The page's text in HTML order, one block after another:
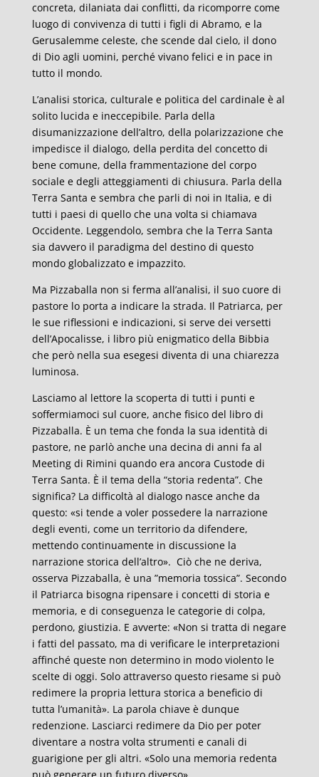
concreta, dilaniata dai conflitti, da ricomporre come
luogo di convivenza di tutti i figli di Abramo, e la
Gerusalemme celeste, che scende dal cielo, il dono
di Dio agli uomini, perché vivano felici e in pace in
tutto il mondo.
L’analisi storica, culturale e politica del cardinale è al
solito lucida e ineccepibile. Parla della
disumanizzazione dell’altro, della polarizzazione che
impedisce il dialogo, della perdita del concetto di
bene comune, della frammentazione del corpo
sociale e degli atteggiamenti di chiusura. Parla della
Terra Santa e sembra che parli di noi in Italia, e di
tutti i paesi di quello che una volta si chiamava
Occidente. Leggendolo, sembra che la Terra Santa
sia davvero il paradigma del destino di questo
mondo globalizzato e impazzito.
Ma Pizzaballa non si ferma all’analisi, il suo cuore di
pastore lo porta a indicare la strada. Il Patriarca, per
le sue riflessioni e indicazioni, si serve dei versetti
dell’Apocalisse, i libro più enigmatico della Bibbia
che però nella sua esegesi diventa di una chiarezza
luminosa.
Lasciamo al lettore la scoperta di tutti i punti e
soffermiamoci sul cuore, anche fisico del libro di
Pizzaballa. È un tema che fonda la sua identità di
pastore, ne parlò anche una decina di anni fa al
Meeting di Rimini quando era ancora Custode di
Terra Santa. È il tema della “storia redenta”. Che
significa? La difficoltà al dialogo nasce anche da
questo: «si tende a voler possedere la narrazione
degli eventi, come un territorio da difendere,
mettendo continuamente in discussione la
narrazione storica dell’altro». Ciò che ne deriva,
osserva Pizzaballa, è una ”memoria tossica”. Secondo
il Patriarca bisogna ripensare i concetti di storia e
memoria, e di conseguenza le categorie di colpa,
perdono, giustizia. E avverte: «Non si tratta di negare
i fatti del passato, ma di verificare le interpretazioni
affinché queste non determino in modo violento le
scelte di oggi. Solo attraverso questo riesame si può
redimere la propria lettura storica a beneficio di
tutta l’umanità». La parola chiave è dunque
redenzione. Lasciarci redimere da Dio per poter
diventare a nostra volta strumenti e canali di
guarigione per gli altri. «Solo una memoria redenta